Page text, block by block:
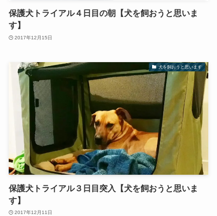
保護犬トライアル４日目の朝【犬を飼おうと思いま
す】
2017年12月15日
犬を飼おうと思います
保護犬トライアル３日目突入【犬を飼おうと思いま
す】
2017年12月11日